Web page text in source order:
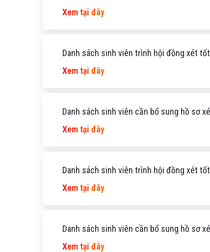
Xem tại đây
Danh sách sinh viên trình hội đồng xét
Xem tại đây
Danh sách sinh viên cần bổ sung hồ sơ
Xem tại đây
Danh sách sinh viên trình hội đồng xét
Xem tại đây
Danh sách sinh viên cần bổ sung hồ sơ
Xem tại đây